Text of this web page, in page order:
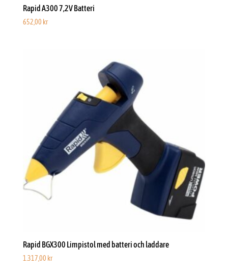
Rapid A300 7,2V Batteri
652,00 kr
Rapid BGX300 Limpistol med batteri och laddare
1.317,00 kr